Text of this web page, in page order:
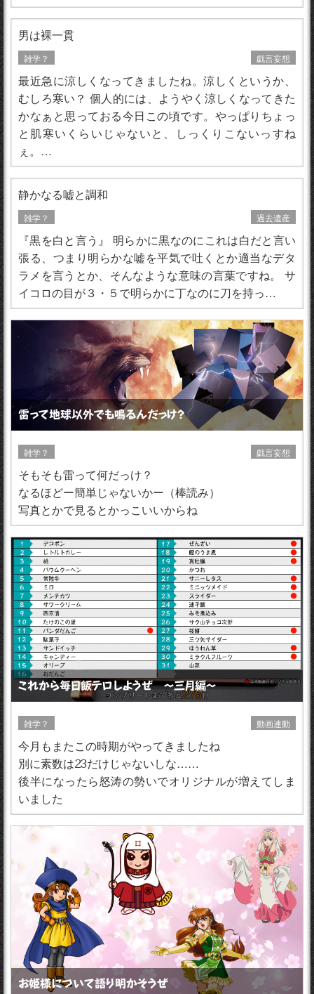
男は裸一貫
雑学？ 戯言妄想
最近急に涼しくなってきましたね。涼しくというか、
むしろ寒い？ 個人的には、ようやく涼しくなってきた
かなぁと思っておる今日この頃です。やっぱりちょっ
と肌寒いくらいじゃないと、しっくりこないっすね
ぇ。…
静かなる嘘と調和
雑学？ 過去遺産
『黒を白と言う』 明らかに黒なのにこれは白だと言い
張る、つまり明らかな嘘を平気で吐くとか適当なデタ
ラメを言うとか、そんなような意味の言葉ですね。 サ
イコロの目が３・５で明らかに丁なのに刀を持っ…
雷って地球以外でも鳴るんだっけ？
雑学？ 戯言妄想
そもそも雷って何だっけ？
なるほどー簡単じゃないかー（棒読み）
写真とかで見るとかっこいいからね
これから毎日飯テロしようぜ 〜三月編〜
雑学？ 動画連動
今月もまたこの時期がやってきましたね
別に素数は23だけじゃないしな……
後半になったら怒涛の勢いでオリジナルが増えてしま
いました
お姫様について語り明かそうぜ